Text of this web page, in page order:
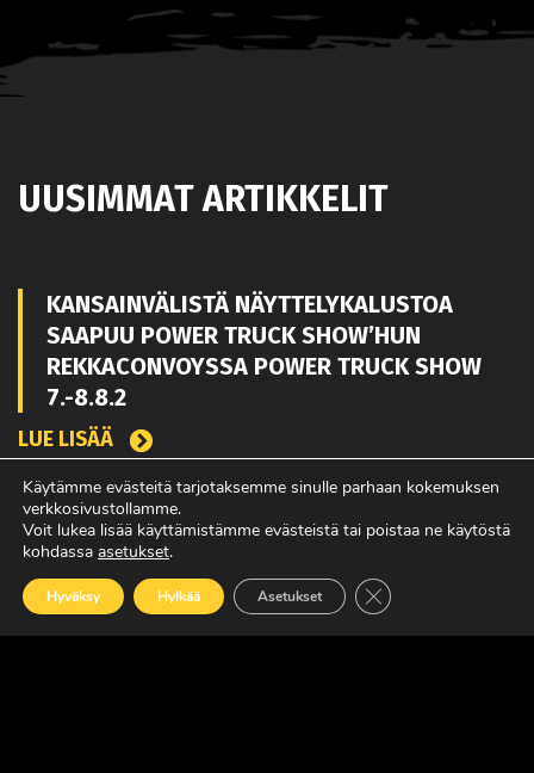
UUSIMMAT ARTIKKELIT
KANSAINVÄLISTÄ NÄYTTELYKALUSTOA
SAAPUU POWER TRUCK SHOW’HUN
REKKACONVOYSSA POWER TRUCK SHOW
7.-8.8.2
LUE LISÄÄ
TOUKO KAAKKO VAHVISTAMAAN MATEKON
MYYNTIÄ PIRKANMAALLA
LUE LISÄÄ
Käytämme evästeitä tarjotaksemme sinulle parhaan kokemuksen
verkkosivustollamme.
Voit lukea lisää käyttämistämme evästeistä tai poistaa ne käytöstä
kohdassa asetukset.
Hyväksy Hylkää Asetukset Sulje evästebanneri